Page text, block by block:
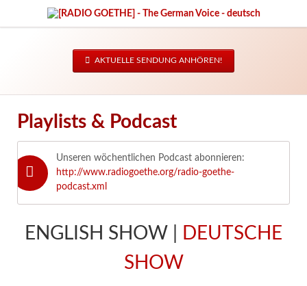
AKTUELLE SENDUNG ANHÖREN!
Playlists & Podcast
Unseren wöchentlichen Podcast abonnieren:
http://www.radiogoethe.org/radio-goethe-
podcast.xml
ENGLISH SHOW |
DEUTSCHE
SHOW